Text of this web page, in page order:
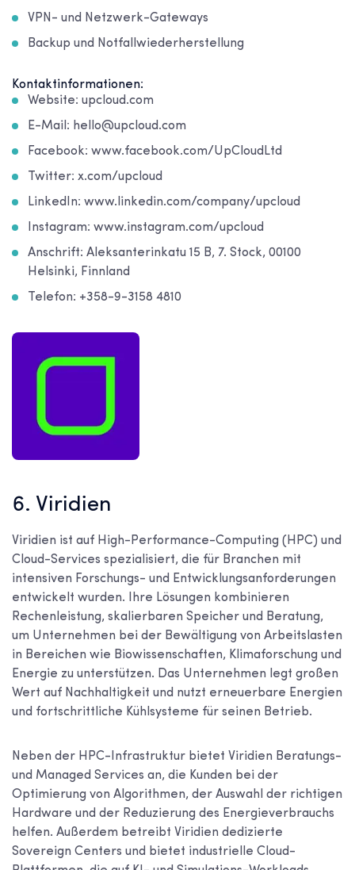
VPN- und Netzwerk-Gateways
Backup und Notfallwiederherstellung
Kontaktinformationen:
Website: upcloud.com
E-Mail: hello@upcloud.com
Facebook: www.facebook.com/UpCloudLtd
Twitter: x.com/upcloud
LinkedIn: www.linkedin.com/company/upcloud
Instagram: www.instagram.com/upcloud
Anschrift: Aleksanterinkatu 15 B, 7. Stock, 00100
Helsinki, Finnland
Telefon: +358-9-3158 4810
6. Viridien
Viridien ist auf High-Performance-Computing (HPC) und
Cloud-Services spezialisiert, die für Branchen mit
intensiven Forschungs- und Entwicklungsanforderungen
entwickelt wurden. Ihre Lösungen kombinieren
Rechenleistung, skalierbaren Speicher und Beratung,
um Unternehmen bei der Bewältigung von Arbeitslasten
in Bereichen wie Biowissenschaften, Klimaforschung und
Energie zu unterstützen. Das Unternehmen legt großen
Wert auf Nachhaltigkeit und nutzt erneuerbare Energien
und fortschrittliche Kühlsysteme für seinen Betrieb.
Neben der HPC-Infrastruktur bietet Viridien Beratungs-
und Managed Services an, die Kunden bei der
Optimierung von Algorithmen, der Auswahl der richtigen
Hardware und der Reduzierung des Energieverbrauchs
helfen. Außerdem betreibt Viridien dedizierte
Sovereign Centers und bietet industrielle Cloud-